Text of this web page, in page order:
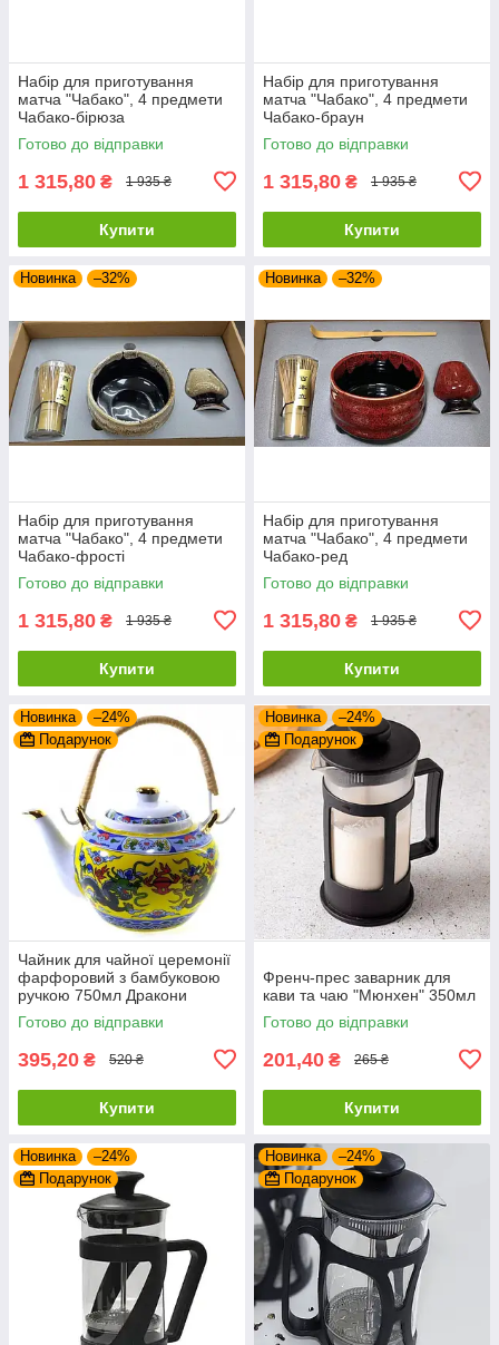
Набір для приготування
матча "Чабако", 4 предмети
Чабако-бірюза
Готово до відправки
1 315,80 ₴ 1 935 ₴
Купити
Набір для приготування
матча "Чабако", 4 предмети
Чабако-браун
Готово до відправки
1 315,80 ₴ 1 935 ₴
Купити
Новинка –32%
Набір для приготування
матча "Чабако", 4 предмети
Чабако-фрості
Готово до відправки
1 315,80 ₴ 1 935 ₴
Купити
Новинка –32%
Набір для приготування
матча "Чабако", 4 предмети
Чабако-ред
Готово до відправки
1 315,80 ₴ 1 935 ₴
Купити
Новинка
–24%
Подарунок
Чайник для чайної церемонії
фарфоровий з бамбуковою
ручкою 750мл Дракони
Готово до відправки
395,20 ₴ 520 ₴
Купити
Новинка
–24%
Подарунок
Френч-прес заварник для
кави та чаю "Мюнхен" 350мл
Готово до відправки
201,40 ₴ 265 ₴
Купити
Новинка
–24%
Подарунок
Новинка
–24%
Подарунок